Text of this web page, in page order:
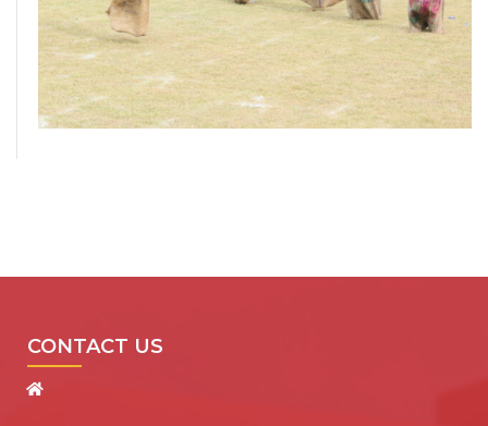
CONTACT US